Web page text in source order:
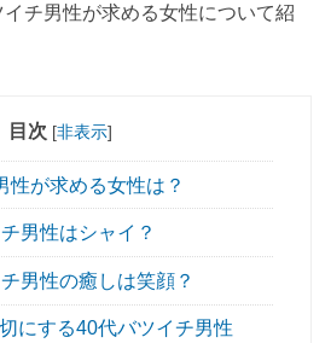
チ男性が求める女性について紹
目次 [非表示]
性が求める女性は？
男性はシャイ？
男性の癒しは笑顔？
にする40代バツイチ男性